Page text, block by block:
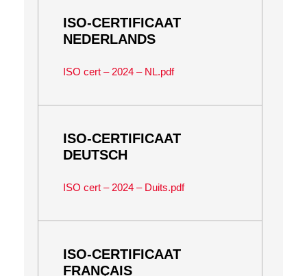
ISO-CERTIFICAAT
NEDERLANDS
ISO cert – 2024 – NL.pdf
ISO-CERTIFICAAT
DEUTSCH
ISO cert – 2024 – Duits.pdf
ISO-CERTIFICAAT
FRANÇAIS